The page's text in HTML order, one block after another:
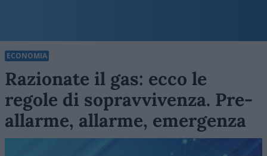
ECONOMIA
Razionate il gas: ecco le
regole di sopravvivenza. Pre-
allarme, allarme, emergenza